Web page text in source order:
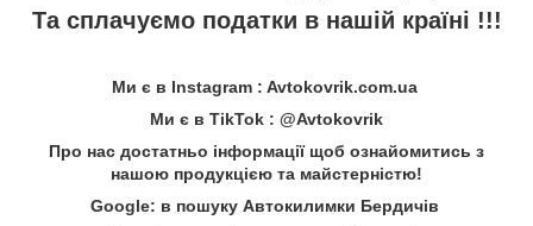
Та сплачуємо податки в нашій країні !!!
Ми є в Instagram : Avtokovrik.com.ua
Ми є в TikTok : @Avtokovrik
Про нас достатньо інформації щоб ознайомитись з
нашою продукцією та майстерністю!
Google: в пошуку Автокилимки Бердичів